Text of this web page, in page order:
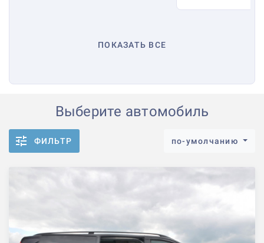
ПОКАЗАТЬ ВСЕ
Выберите автомобиль
ФИЛЬТР по-умолчанию